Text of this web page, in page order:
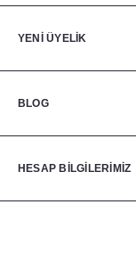
YENİ ÜYELİK
BLOG
HESAP BİLGİLERİMİZ